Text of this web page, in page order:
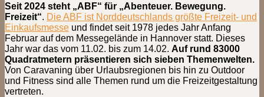
Seit 2024 steht „ABF“ für „Abenteuer. Bewegung.
Freizeit“. Die ABF ist Norddeutschlands größte Freizeit- und
Einkaufsmesse und findet seit 1978 jedes Jahr Anfang
Februar auf dem Messegelände in Hannover statt. Dieses
Jahr war das vom 11.02. bis zum 14.02. Auf rund 83000
Quadratmetern präsentieren sich sieben Themenwelten.
Von Caravaning über Urlaubsregionen bis hin zu Outdoor
und Fitness sind alle Themen rund um die Freizeitgestaltung
vertreten.